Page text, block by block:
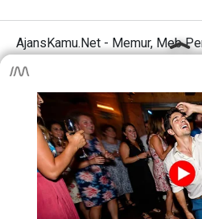
AjansKamu.Net - Memur, Meb
Anasayfa Künye
Sitene Ekle
MEB Personel